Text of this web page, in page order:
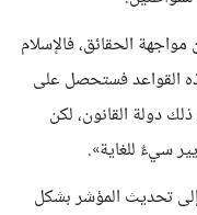
الحقائق، فالإسلام
القواعد فستحصل على
دولة القانون، لكن
سيءٌ للغاية».
تحديث المؤشر بشكل